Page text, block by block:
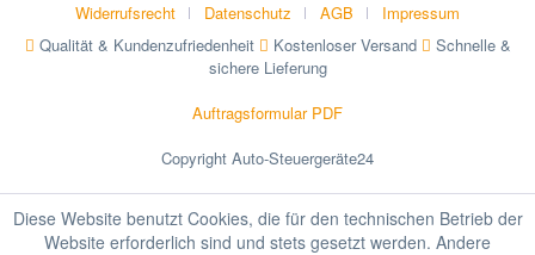
Widerrufsrecht
Datenschutz AGB
Impressum
Qualität & Kundenzufriedenheit
Kostenloser Versand
Schnelle &
sichere Lieferung
Auftragsformular PDF
Copyright Auto-Steuergeräte24
Diese Website benutzt Cookies, die für den technischen Betrieb der
Website erforderlich sind und stets gesetzt werden. Andere